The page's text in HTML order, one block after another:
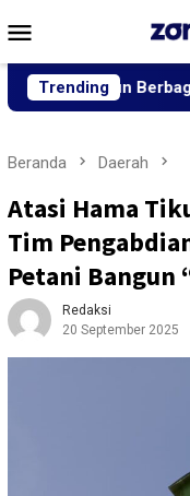
ke
Mobile
Trending
Berbagai Elemen
Beranda Daerah
Atasi Hama
Tim
Petani Bangun
Redaksi
20 September 2025